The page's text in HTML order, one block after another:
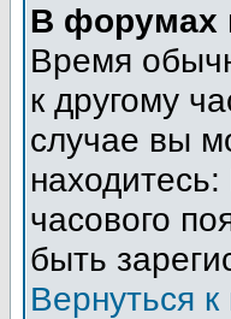
В форумах
Время
к другому
случае вы
часового
быть
Вернуться к